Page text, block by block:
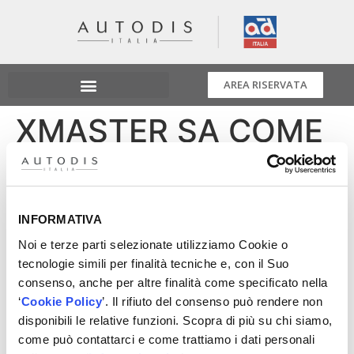
INFORMATIVA
Noi e terze parti selezionate utilizziamo Cookie o
tecnologie simili per finalità tecniche e, con il Suo
consenso, anche per altre finalità come specificato nella
‘Cookie Policy’. Il rifiuto del consenso può rendere non
disponibili le relative funzioni. Scopra di più su chi siamo,
come può contattarci e come trattiamo i dati personali
AREA RISERVATA
XMASTER SA COME
SI FA – Gestione
Team Ricambista
Organizzare, formare e motivare le proprie risorse
consente di avere un team ad alto potenziale. Vuoi
saperne di più? Iscriviti al nuovo corso manageriale in
collaborazione con Quattroruote Professional. Scopri le
date e aule disponibili, contatta il Distributore di zona o
scrivi a info@xmaster.it www.xmaster.it #autodis